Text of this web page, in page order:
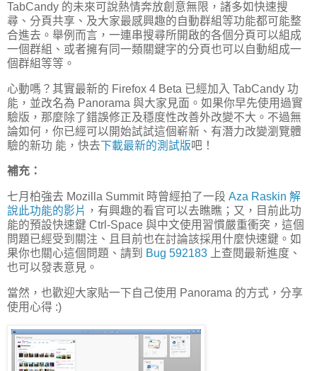
TabCandy 的未來可說熱情奔放創意無限，諸多如快速搜
尋、分頁共享、及大家最感興趣的自動群組等功能都可能整
合進去。舉例而言，一連串搜尋所開啟的各個分頁可以組成
一個群組、或者擁有同一類關鍵字的分頁也可以自動組成一
個群組等等。
心動嗎？其實最新的 Firefox 4 Beta 已經加入 TabCandy 功
能，並改名為 Panorama 與大家見面。如果你早先使用過實
驗版，那麼除了錯誤修正及穩度性改善外改變不大。不過無
論如何，你已經可以開始試試這個嶄新、有潛力改變瀏覽體
驗的新功 能，快去下載最新的測試版吧！
補充：
七月柏強去 Mozilla Summit 時曾經拍了一段 Aza Raskin 解
說此功能的影片 ，有興趣的看官可以去瞧瞧；又，目前此功
能的預設快速鍵 Ctrl-Space 與中文使用習慣嚴重衝突，這個
問題已經受到關注、且目前也在討論該採用什麼快速鍵。如
果你也關心這個問題、請到 Bug 592183 上查閱最新進度、
也可以發表意見。
當然，也歡迎大家貼一下自己使用 Panorama 的方式，分享
使用心得 :)